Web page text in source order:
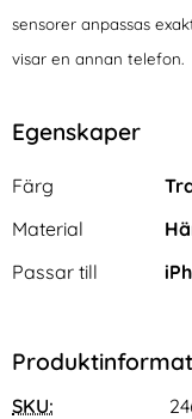
sensorer anpassas
visar en annan telefon.
Egenskaper
Egenskaper/attribut
Attribut
Färg
Material
Passar till
SKU: